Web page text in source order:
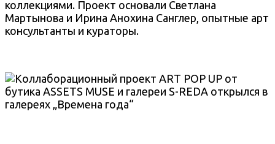
коллекциями. Проект основали Светлана
Мартынова и Ирина Анохина Санглер, опытные арт
консультанты и кураторы.